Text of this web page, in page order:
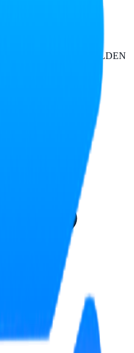
Modular Jack RJ45 BELDEN